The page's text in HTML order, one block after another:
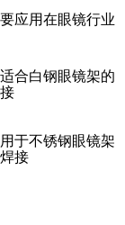
应用在眼镜行业
合白钢眼镜架的
于不锈钢眼镜架
接